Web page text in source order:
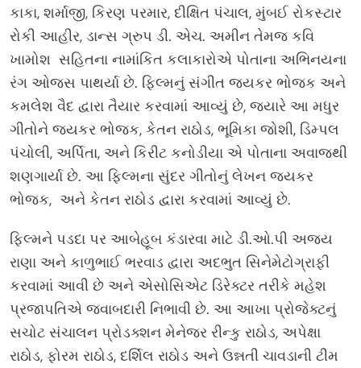
કાકા, શર્માજી, કિરણ પરમાર, દીક્ષિત પંચાલ, મુંબઈ રોકસ્ટાર
રોકી આહીર, ડાન્સ ગ્રુપ ડી. એચ. અમીન તેમજ કવિ
ખામોશ સહિતના નામાંકિત કલાકારોએ પોતાના અભિનયના
રંગ ઓજસ પાથર્યા છે. ફિલ્મનું સંગીત જયકર ભોજક અને
કમલેશ વૈદ દ્વારા તૈયાર કરવામાં આવ્યું છે, જ્યારે આ મધુર
ગીતોને જયકર ભોજક, કેતન રાઠોડ, ભૂમિકા જોશી, ડિમ્પલ
પંચોલી, અર્પિતા, અને કિરીટ કનોડીયા એ પોતાના અવાજથી
શણગાર્યા છે. આ ફિલ્મના સુંદર ગીતોનું લેખન જયકર
ભોજક, અને કેતન રાઠોડ દ્વારા કરવામાં આવ્યું છે.
ફિલ્મને પડદા પર આબેહૂબ કંડારવા માટે ડી.ઓ.પી અજય
રાણા અને કાળુભાઈ ભરવાડ દ્વારા અદભુત સિનેમેટોગ્રાફી
કરવામાં આવી છે અને એસોસિએટ ડિરેક્ટર તરીકે મહેશ
પ્રજાપતિએ જવાબદારી નિભાવી છે. આ આખા પ્રોજેક્ટનું
સચોટ સંચાલન પ્રોડક્શન મેનેજર રીન્કુ રાઠોડ, અપેક્ષા
રાઠોડ, ફોરમ રાઠોડ, દર્શિલ રાઠોડ અને ઉન્નતી ચાવડાની ટીમ